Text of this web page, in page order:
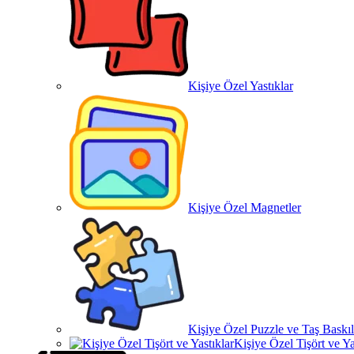
Kişiye Özel Yastıklar
Kişiye Özel Magnetler
Kişiye Özel Puzzle ve Taş
Kişiye Özel Tişört ve